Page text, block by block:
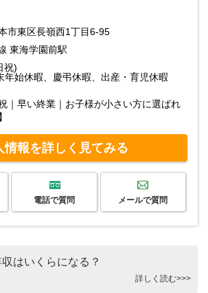
市東区長嶺西1丁目6-95
東海学園前駅
祝)
年始休暇、慶弔休暇、出産・育児休暇
｜早い終業｜お子様が小さい方に選ばれ
情報を詳しく見てみる
電話で質問 メールで質問
はいくらになる？
詳しく読む>>>